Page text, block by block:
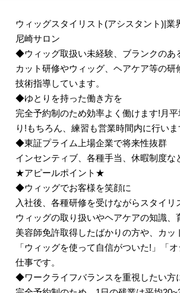
ウィッグスタイリスト(アシスタント)|
尼崎サロン
◆ウィッグ取扱い未経験、ブランクのあ
カット研修やウィッグ、ヘアケア等の
技術指導しています。
◆ゆとりを持った働き方を
完全予約制のため効率よく働けます!月
り!もちろん、練習も営業時間内に行いま
◆東証プライム上場企業で将来性抜群
インセンティブ、各種手当、休暇制度な
★アピールポイント★
◆ウィッグでお客様を笑顔に
入社後、各種研修を受けながらスタイリ
ウィッグの取り扱いやヘアケアの知識、
美容師免許取得したばかりの方や、カッ
「ウィッグを使って自信がついた!」「
仕事です。
◆ワークライフバランスを重視したい方